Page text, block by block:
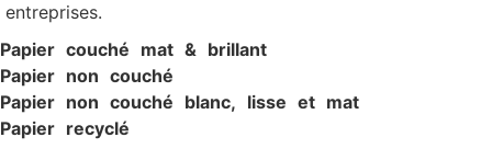
entreprises.
Papier couché mat & brillant
Papier non couché
Papier non couché blanc, lisse et mat
Papier recyclé